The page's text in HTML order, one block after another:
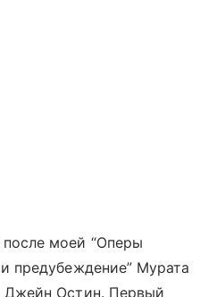
моей “Оперы
предубеждение” Мурата
Джейн Остин. Первый